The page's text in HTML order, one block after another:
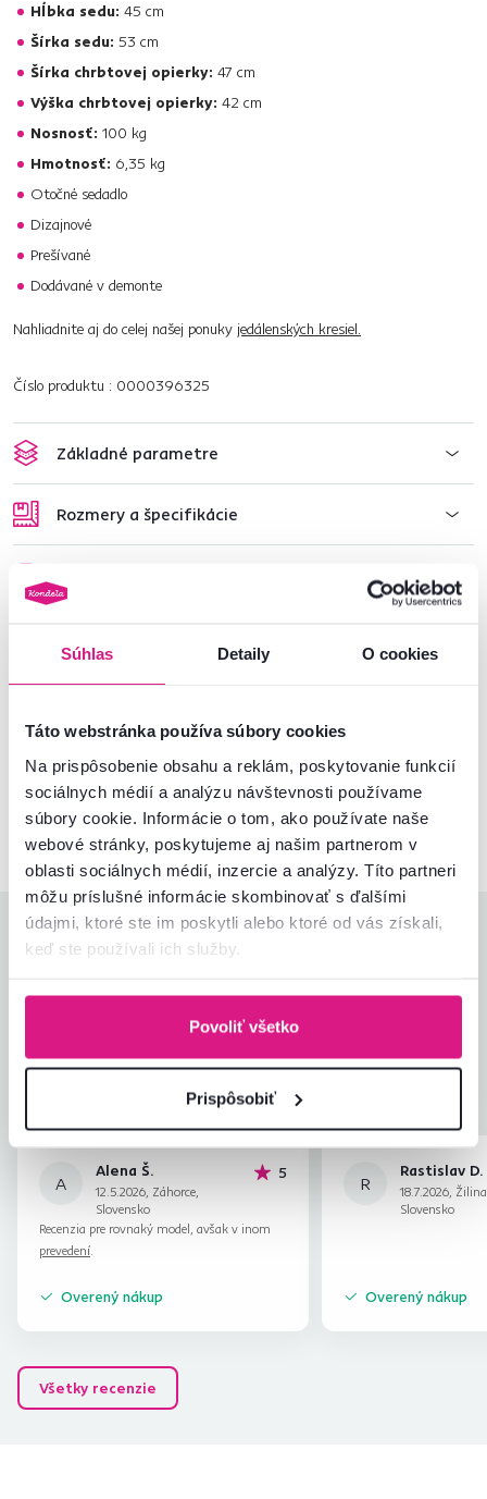
Súhlas Detaily O cookies
Táto webstránka používa súbory cookies
Na prispôsobenie obsahu a reklám, poskytovanie funkcií
sociálnych médií a analýzu návštevnosti používame
súbory cookie. Informácie o tom, ako používate naše
webové stránky, poskytujeme aj našim partnerom v
oblasti sociálnych médií, inzercie a analýzy. Títo partneri
môžu príslušné informácie skombinovať s ďalšími
údajmi, ktoré ste im poskytli alebo ktoré od vás získali,
keď ste používali ich služby.
Povoliť všetko
Prispôsobiť
Hĺbka sedu: 45 cm
Šírka sedu: 53 cm
Šírka chrbtovej opierky: 47 cm
Výška chrbtovej opierky: 42 cm
Nosnosť: 100 kg
Hmotnosť: 6,35 kg
Otočné sedadlo
Dizajnové
Prešívané
Dodávané v demonte
Nahliadnite aj do celej našej ponuky jedálenských kresiel.
Číslo produktu : 0000396325
Základné parametre
Rozmery a špecifikácie
Nenašli ste požadované informácie?
Kontaktujte nás a my vám radi poradíme
02/ 40 100 100 Spustiť chat
Hodnotenia produktu
2recenzie
Zodpovedá očakávaniam
Zabalenie výrobku
5,0
Pomer hodnoty a ceny
A
Alena Š.
12.5.2026, Záhorce,
Slovensko
5hviezdičiek
Recenzia pre rovnaký model, avšak v inom
prevedení.
Overený nákup
R
Rastislav D.
18.7.2026,
Slovensko
Overený nákup
Všetky recenzie